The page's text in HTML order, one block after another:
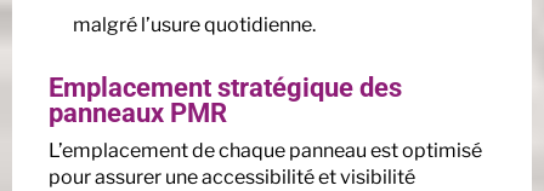
malgré l’usure quotidienne.
Emplacement stratégique des
panneaux PMR
L’emplacement de chaque panneau est optimisé
pour assurer une accessibilité et visibilité